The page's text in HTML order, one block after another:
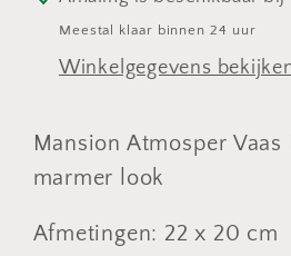
Meestal klaar binnen 24 uur
Winkelgegevens
Mansion Atmosper
marmer look
Afmetingen: 22 x 20 cm